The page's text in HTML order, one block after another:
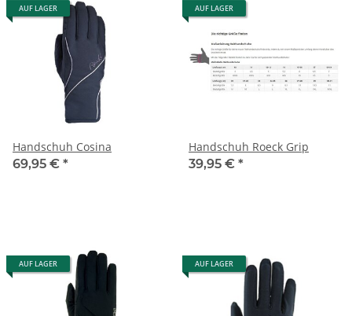
AUF LAGER
Handschuh Cosina
69,95 € *
AUF LAGER
Handschuh Roeck Grip
39,95 € *
AUF LAGER AUF LAGER